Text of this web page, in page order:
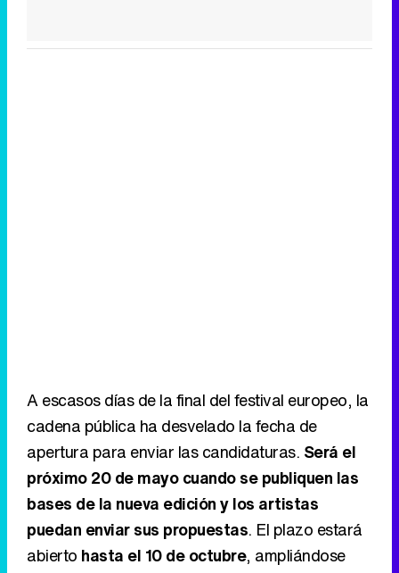
A escasos días de la final del festival europeo, la
cadena pública ha desvelado la fecha de
apertura para enviar las candidaturas. Será el
próximo 20 de mayo cuando se publiquen las
bases de la nueva edición y los artistas
puedan enviar sus propuestas. El plazo estará
abierto hasta el 10 de octubre, ampliándose